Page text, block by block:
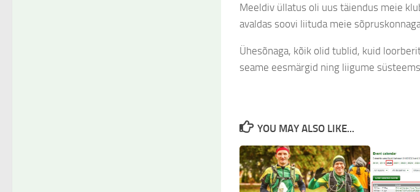
Meeldiv üllatus oli uus täiendus meie
avaldas soovi liituda meie
Ühesõnaga, kõik olid tublid, kuid
seame eesmärgid ning liigume
YOU MAY ALSO LIKE...